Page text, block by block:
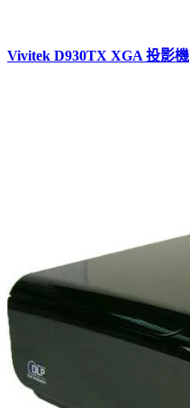
Vivitek D930TX XGA 投影機